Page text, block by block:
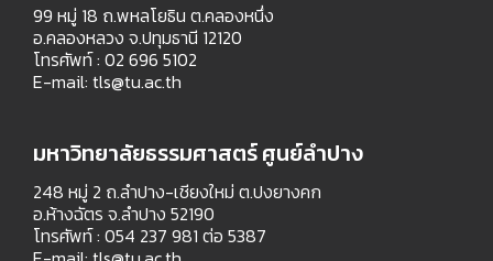
99 หมู่ 18 ถ.พหลโยธิน ต.คลองหนึ่ง
อ.คลองหลวง จ.ปทุมธานี 12120
โทรศัพท์ : 02 696 5102
E-mail: tls@tu.ac.th
มหาวิทยาลัยธรรมศาสตร์ ศูนย์ลำปาง
248 หมู่ 2 ถ.ลำปาง-เชียงใหม่ ต.ปงยางคก
อ.ห้างฉัตร จ.ลำปาง 52190
โทรศัพท์ : 054 237 981 ต่อ 5387